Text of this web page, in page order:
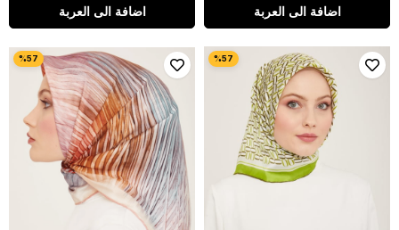
اضافة الى العربة اضافة الى العربة